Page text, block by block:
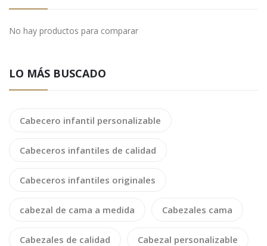
No hay productos para comparar
LO MÁS BUSCADO
Cabecero infantil personalizable
Cabeceros infantiles de calidad
Cabeceros infantiles originales
cabezal de cama a medida Cabezales cama
Cabezales de calidad Cabezal personalizable